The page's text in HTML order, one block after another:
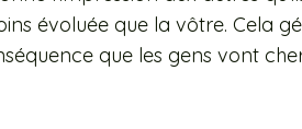
évoluée que la vôtre. Cela
que les gens vont